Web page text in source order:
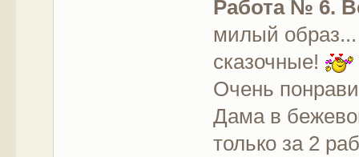
Работа № 6.
милый
сказочные!
Очень
Дама в
только за 2